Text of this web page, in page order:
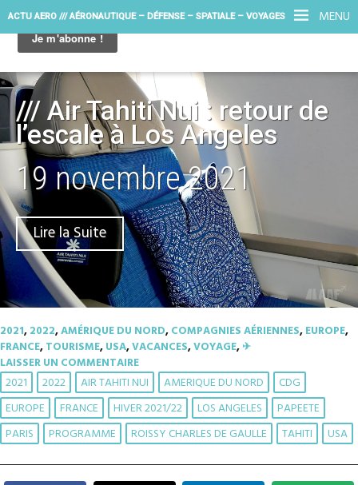
MENU
ACTU AERO /// AÉRONAUTIQUE – DÉFENSE – SPATIALE – VOYAGES
/// Air Tahiti Nui : retour de
l’escale à Los Angeles
19 novembre 2021
Lire la Suite
2021,2022,AMÉRIQUE DU NORD,COMPAGNIES AÉRIENNES,EUROPE,
FRANCE,TOURISME,USA,VACANCES,VOYAGE,✈︎
LAISSER UN COMMENTAIRE
2021 2022 AIR TAHITI NUI AMERIQUE DU NORD
CDG
EUROPE
FRANCE HIVER 2021/22 LOS ANGELES
PAPEETE
PARIS
PROGRAMME ROISSY CHARLES DE GAULLE TAHITI USA